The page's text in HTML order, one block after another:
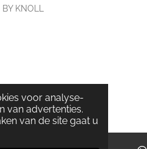
voor analyse-
van advertenties.
van de site gaat u
KNOLL